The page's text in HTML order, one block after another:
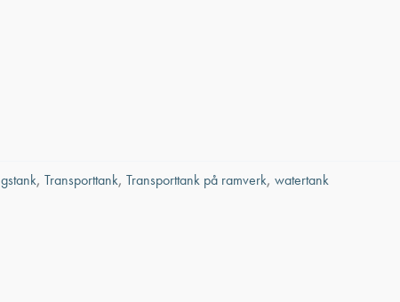
, Transporttank, Transporttank på ramverk, watertank